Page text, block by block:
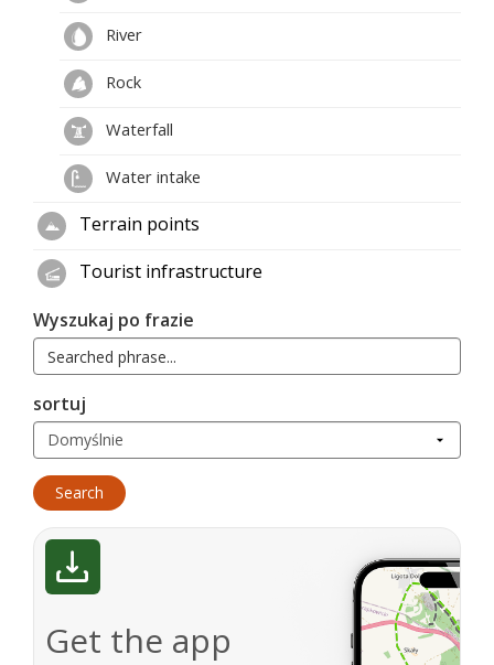
River
Rock
Waterfall
Water intake
Terrain points
Tourist infrastructure
Wyszukaj po frazie
sortuj
Get the app